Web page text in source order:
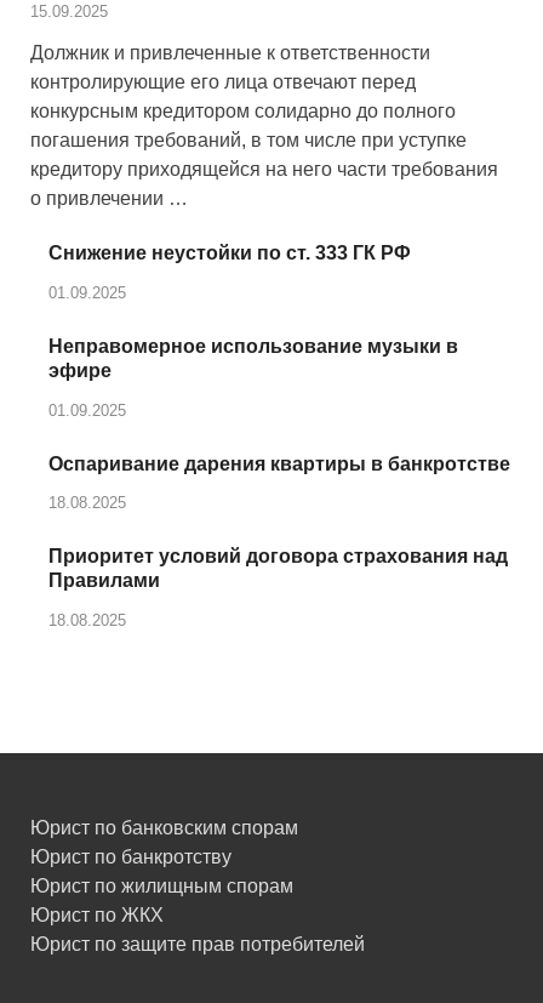
15.09.2025
Должник и привлеченные к ответственности
контролирующие его лица отвечают перед
конкурсным кредитором солидарно до полного
погашения требований, в том числе при уступке
кредитору приходящейся на него части требования
о привлечении …
Снижение неустойки по ст. 333 ГК РФ
01.09.2025
Неправомерное использование музыки в
эфире
01.09.2025
Оспаривание дарения квартиры в банкротстве
18.08.2025
Приоритет условий договора страхования над
Правилами
18.08.2025
Юрист по банковским спорам
Юрист по банкротству
Юрист по жилищным спорам
Юрист по ЖКХ
Юрист по защите прав потребителей